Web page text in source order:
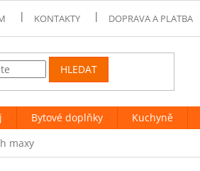
KONTAKTY DOPRAVA A PLATBA
HLEDAT
Bytové doplňky Kuchyně
maxy